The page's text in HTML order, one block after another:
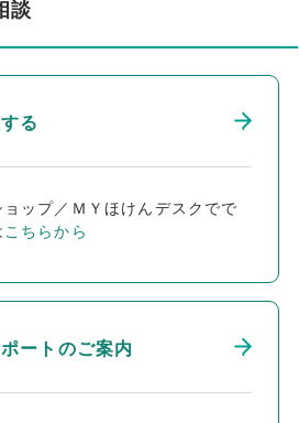
談
る
ップ／ＭＹほけんデスクでで
こちらから
ートのご案内